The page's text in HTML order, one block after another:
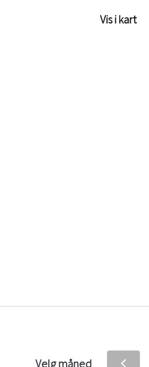
Vis i kart
Velg måned